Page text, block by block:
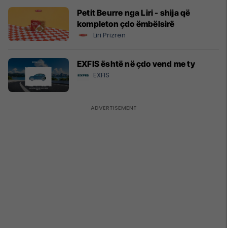
Petit Beurre nga Liri - shija që
kompleton çdo ëmbëlsirë
Liri Prizren
EXFIS është në çdo vend me ty
EXFIS